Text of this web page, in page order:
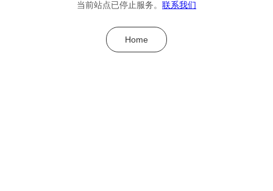
当前站点已停止服务。 联系我们
Home